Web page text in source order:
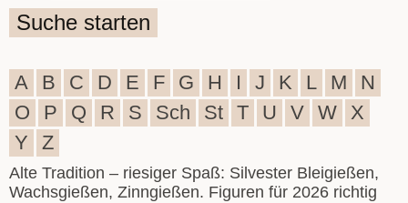
Suche starten
A B C D E F G H I J K L M
N
O
P Q R S Sch St T U V W X
Y
Z
Alte Tradition – riesiger Spaß: Silvester Bleigießen,
Wachsgießen, Zinngießen. Figuren für 2026 richtig